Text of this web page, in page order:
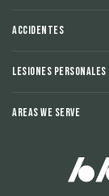
Accidentes
Lesiones Personales
Areas We Serve